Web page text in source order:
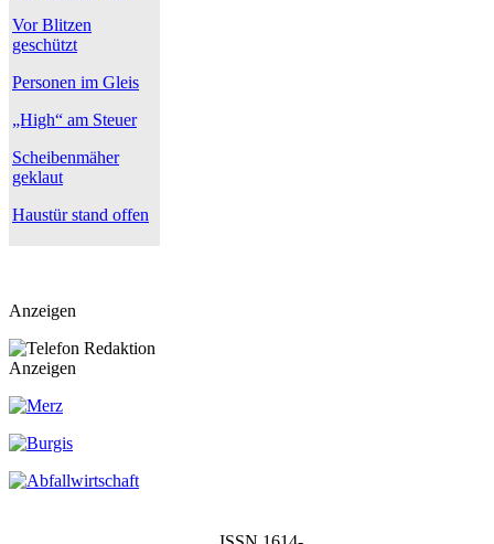
Vor Blitzen
geschützt
Personen im Gleis
„High“ am Steuer
Scheibenmäher
geklaut
Haustür stand offen
Anzeigen
Anzeigen